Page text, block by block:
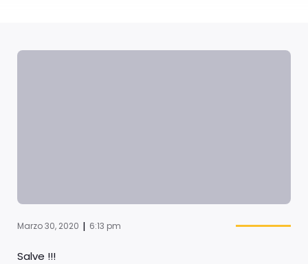
Marzo 30, 2020 | 6:13 pm
Salve !!!